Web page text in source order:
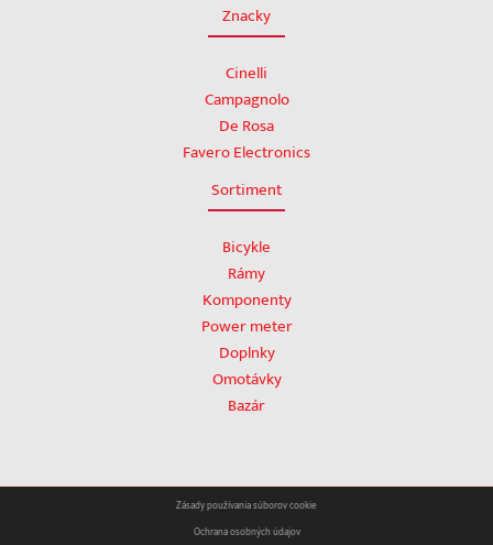
Znacky
Cinelli
Campagnolo
De Rosa
Favero Electronics
Sortiment
Bicykle
Rámy
Komponenty
Power meter
Doplnky
Omotávky
Bazár
Zásady používania súborov cookie
Ochrana osobných údajov